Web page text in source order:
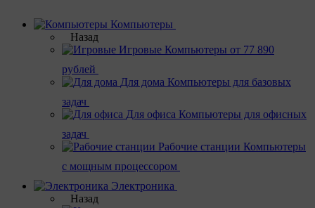
Компьютеры
Назад
Игровые Компьютеры от 77 890
рублей
Для дома Компьютеры для базовых
задач
Для офиса Компьютеры для офисных
задач
Рабочие станции Компьютеры
с мощным процессором
Электроника
Назад